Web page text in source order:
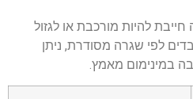
חייבת להיות מורכבת או לגזול
לפי שגרה מסודרת, ניתן
במינימום מאמץ.